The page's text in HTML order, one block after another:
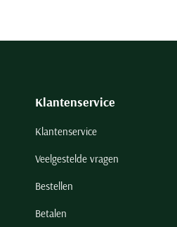
Klantenservice
Klantenservice
Veelgestelde vragen
Bestellen
Betalen